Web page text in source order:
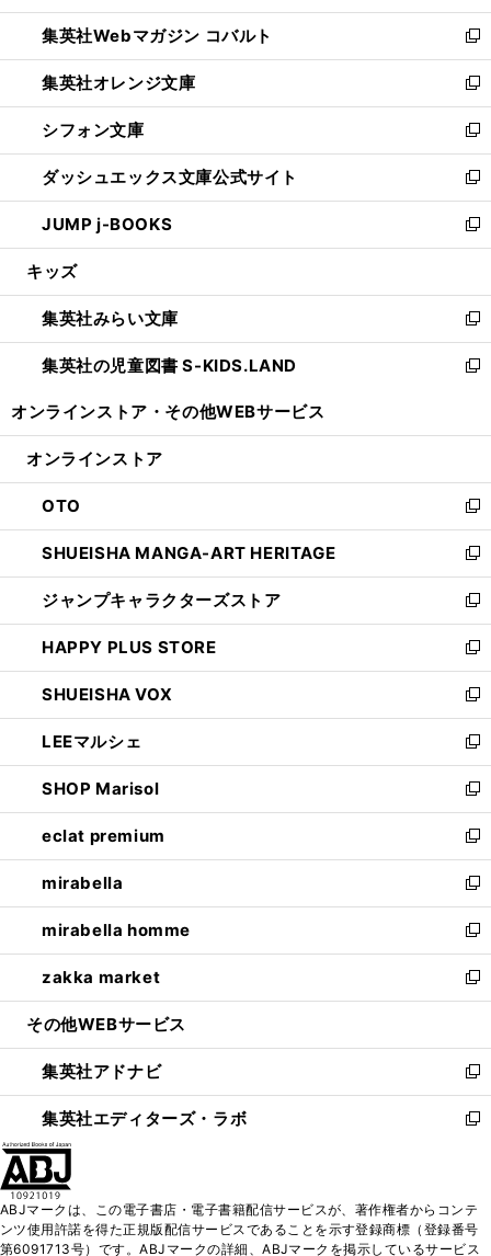
開
く
ウ
で
開
く
ン
ド
ウ
で
開
く
ウ
ィ
ン
ド
ウ
で
開
く
集英社Webマガジン コバルト
新
し
い
ウ
ィ
ン
ド
ウ
で
開
集英社オレンジ文庫
新
し
い
ウ
ィ
ン
ド
ウ
開
く
シフォン文庫
新
し
い
ウ
ィ
ン
ウ
で
開
く
ダッシュエックス文庫公式サイト
新
し
い
ウ
ン
ド
ウ
で
JUMP j-BOOKS
新
し
ウ
ィ
ン
ド
開
キッズ
集英社みらい文庫
新
し
い
ン
ウ
で
開
く
集英社の児童図書 S-KIDS.LAND
新
ウ
ン
ド
ウ
で
開
く
オンラインストア・ その他WEBサービス
オンラインストア
OTO
新
し
い
ウ
ィ
ン
ド
ウ
で
開
く
SHUEISHA MANGA-ART HERITAGE
新
し
い
ウ
ィ
ン
ド
ウ
で
開
く
ジャンプキャラクターズストア
新
し
い
ウ
ィ
ン
ド
ウ
で
開
く
HAPPY PLUS STORE
新
し
い
ウ
ィ
ン
ド
ウ
で
開
く
SHUEISHA VOX
新
し
い
ウ
ィ
ン
ド
ウ
で
開
く
LEEマルシェ
新
し
い
ウ
ィ
ン
ド
ウ
で
開
く
SHOP Marisol
新
し
い
ウ
ィ
ン
ド
ウ
で
開
eclat premium
新
し
い
ウ
ィ
ン
ド
ウ
開
く
mirabella
新
し
い
ウ
ィ
ン
ウ
で
開
く
mirabella homme
新
し
い
ウ
ン
ド
ウ
で
zakka market
新
し
ウ
ィ
ン
ド
く
その他WEBサービス
集英社アドナビ
新
し
い
ド
ウ
集英社エディターズ・ラボ
新
ィ
ン
ABJマークは、この電子書店・電子書籍配信サービスが、著作権者からコンテ
ンツ使用許諾を得た正規版配信サービスであることを示す登録商標（登録番号
第6091713号）です。ABJマークの詳細、ABJマークを掲示しているサービス